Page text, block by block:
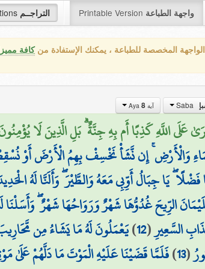
التراجــم Printable Version واجهة الطباعة
المخصصة للطباعة ، يمكنك الإستفادة منكافة
آية Aya 8
عَلَى اللَّهِ كَذِبًا أَم بِهِ جِنَّةٌ ۗ بَلِ الَّذِينَ لَا
وَالْأَرْضِ ۚ إِن نَّشَأْ نَخْسِفْ بِهِمُ الْأَرْضَ أَوْ
فَضْلًا ۖ يَا جِبَالُ أَوِّبِي مَعَهُ وَالطَّيْرَ ۖ وَأَلَنَّا لَهُ
الرِّيحَ غُدُوُّهَا شَهْرٌ وَرَوَاحُهَا شَهْرٌ
السَّعِيرِ(
12
)يَعْمَلُونَ لَهُ مَا يَشَاءُ مِن
(
13
)فَلَمَّا قَضَيْنَا عَلَيْهِ الْمَوْتَ مَا دَلَّهُمْ عَلَىٰ